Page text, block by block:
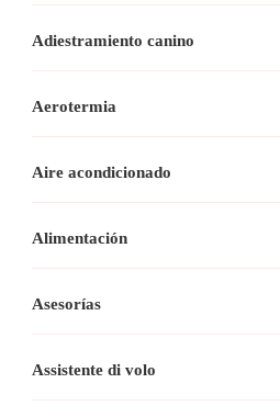
Adiestramiento canino
Aerotermia
Aire acondicionado
Alimentación
Asesorías
Assistente di volo